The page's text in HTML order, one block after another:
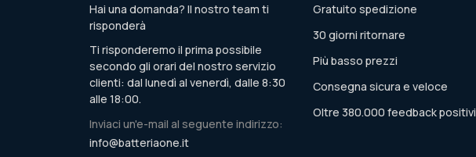
Hai una domanda? Il nostro team ti
risponderà
Ti risponderemo il prima possibile
secondo gli orari del nostro servizio
clienti: dal lunedì al venerdì, dalle 8:30
alle 18:00.
Inviaci un'e-mail al seguente indirizzo:
info@batteriaone.it
Gratuito spedizione
30 giorni ritornare
Più basso prezzi
Consegna sicura e veloce
Oltre 380.000 feedback positivi